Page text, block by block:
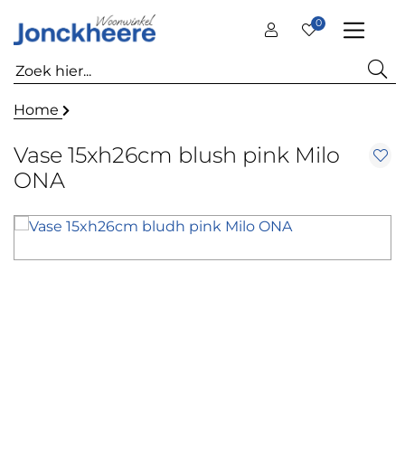
0
Home
Vase 15xh26cm blush pink Milo
ONA